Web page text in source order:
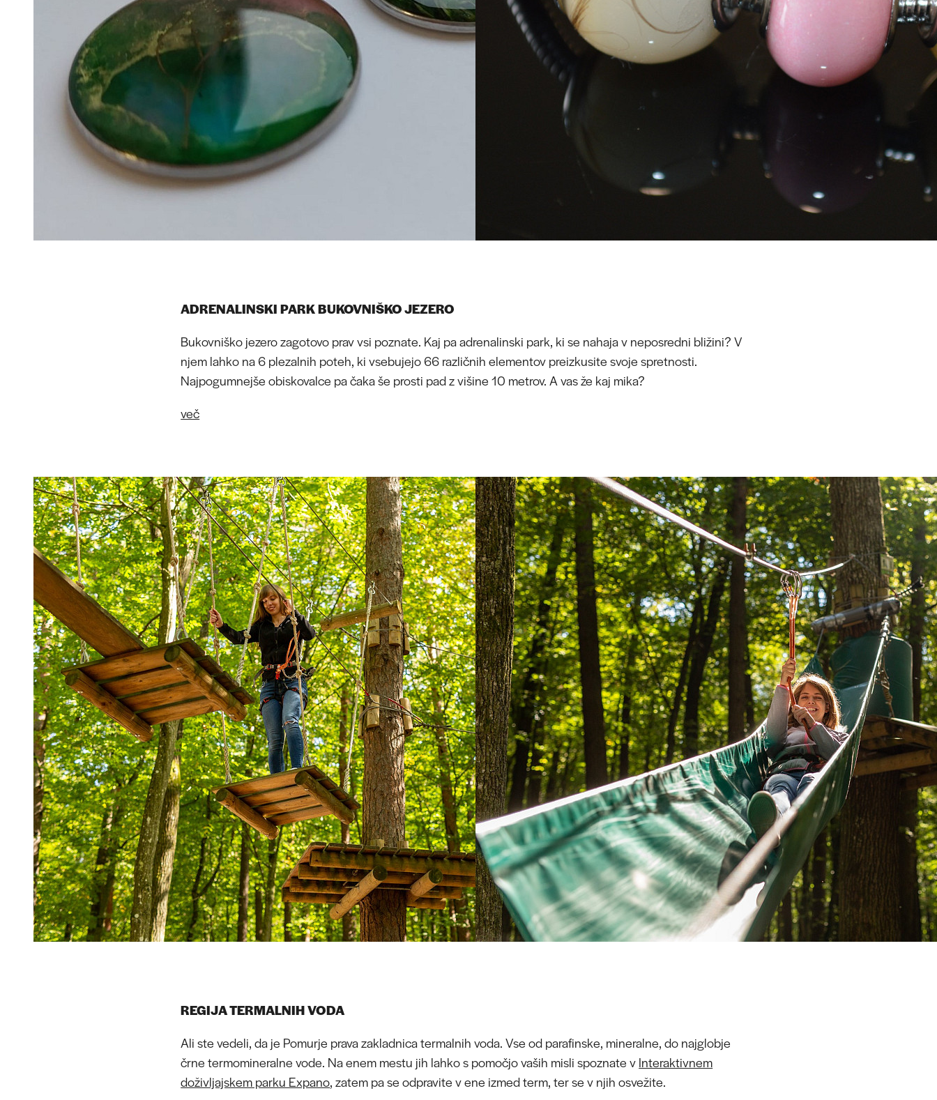
ADRENALINSKI PARK BUKOVNIŠKO JEZERO
Bukovniško jezero zagotovo prav vsi poznate. Kaj pa adrenalinski park, ki se nahaja v neposredni bližini? V
njem lahko na 6 plezalnih poteh, ki vsebujejo 66 različnih elementov preizkusite svoje spretnosti.
Najpogumnejše obiskovalce pa čaka še prosti pad z višine 10 metrov. A vas že kaj mika?
več
REGIJA TERMALNIH VODA
Ali ste vedeli, da je Pomurje prava zakladnica termalnih voda. Vse od parafinske, mineralne, do najglobje
črne termomineralne vode. Na enem mestu jih lahko s pomočjo vaših misli spoznate v Interaktivnem
doživljajskem parku Expano, zatem pa se odpravite v ene izmed term, ter se v njih osvežite.